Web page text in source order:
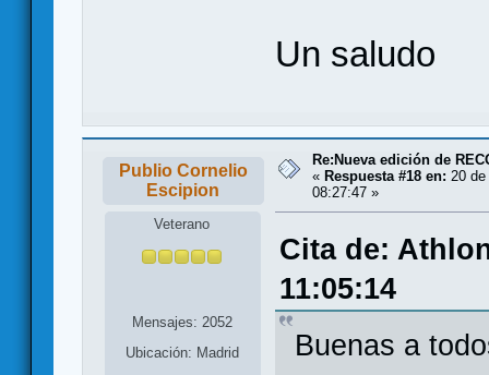
Un saludo
Publio Cornelio
Escipion
Veterano
Mensajes: 2052
Ubicación: Madrid
Re:Nueva edición de
« Respuesta #18 en: 20
08:27:47 »
Cita de:
11:05:14
Buenas a